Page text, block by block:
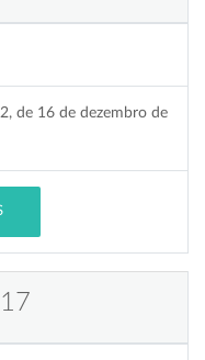
de 16 de dezembro de